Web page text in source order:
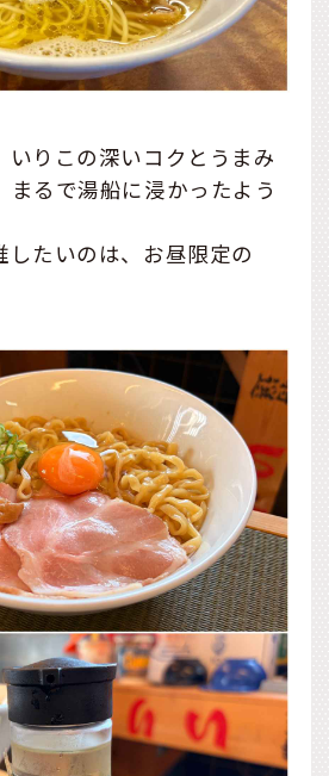
いりこの深いコクとうまみ
まるで湯船に浸かったよう
したいのは、お昼限定の